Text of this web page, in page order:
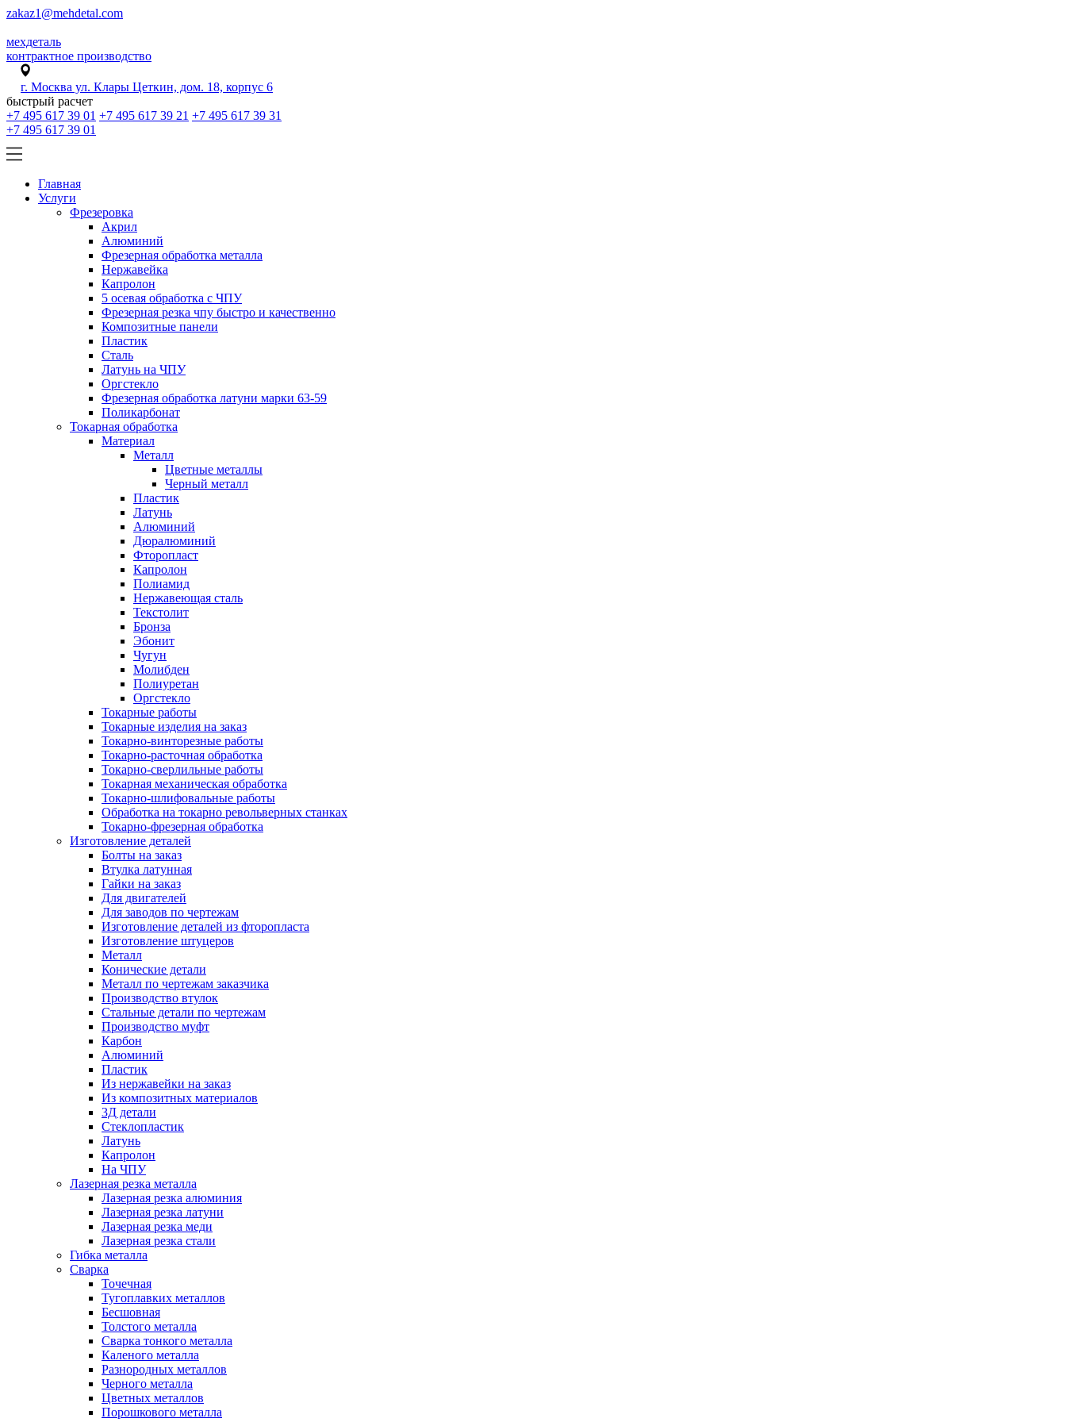
zakaz1@mehdetal.com
мехдеталь
контрактное производство
г. Москва ул. Клары Цеткин, дом. 18, корпус 6
быстрый расчет
+7 495 617 39 01 +7 495 617 39 21 +7 495 617 39 31
+7 495 617 39 01
Главная
Услуги
Фрезеровка
Акрил
Алюминий
Фрезерная обработка металла
Нержавейка
Капролон
5 осевая обработка с ЧПУ
Фрезерная резка чпу быстро и качественно
Композитные панели
Пластик
Сталь
Латунь на ЧПУ
Оргстекло
Фрезерная обработка латуни марки 63-59
Поликарбонат
Токарная обработка
Материал
Металл
Цветные металлы
Черный металл
Пластик
Латунь
Алюминий
Дюралюминий
Фторопласт
Капролон
Полиамид
Нержавеющая сталь
Текстолит
Бронза
Эбонит
Чугун
Молибден
Полиуретан
Оргстекло
Токарные работы
Токарные изделия на заказ
Токарно-винторезные работы
Токарно-расточная обработка
Токарно-сверлильные работы
Токарная механическая обработка
Токарно-шлифовальные работы
Обработка на токарно револьверных станках
Токарно-фрезерная обработка
Изготовление деталей
Болты на заказ
Втулка латунная
Гайки на заказ
Для двигателей
Для заводов по чертежам
Изготовление деталей из фторопласта
Изготовление штуцеров
Металл
Конические детали
Металл по чертежам заказчика
Производство втулок
Стальные детали по чертежам
Производство муфт
Карбон
Алюминий
Пластик
Из нержавейки на заказ
Из композитных материалов
3Д детали
Стеклопластик
Латунь
Капролон
На ЧПУ
Лазерная резка металла
Лазерная резка алюминия
Лазерная резка латуни
Лазерная резка меди
Лазерная резка стали
Гибка металла
Сварка
Точечная
Тугоплавких металлов
Бесшовная
Толстого металла
Сварка тонкого металла
Каленого металла
Разнородных металлов
Черного металла
Цветных металлов
Порошкового металла